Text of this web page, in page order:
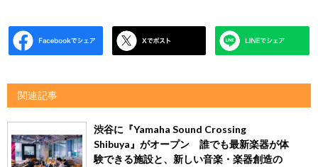
関連記事
渋谷に『Yamaha Sound Crossing
Shibuya』がオープン 誰でも最新楽器が体
験できる施設と、新しい音楽・楽器創造の